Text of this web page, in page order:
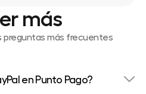
más
preguntas más frecuentes
en Punto Pago?